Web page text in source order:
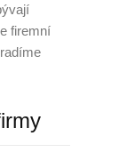
firemní